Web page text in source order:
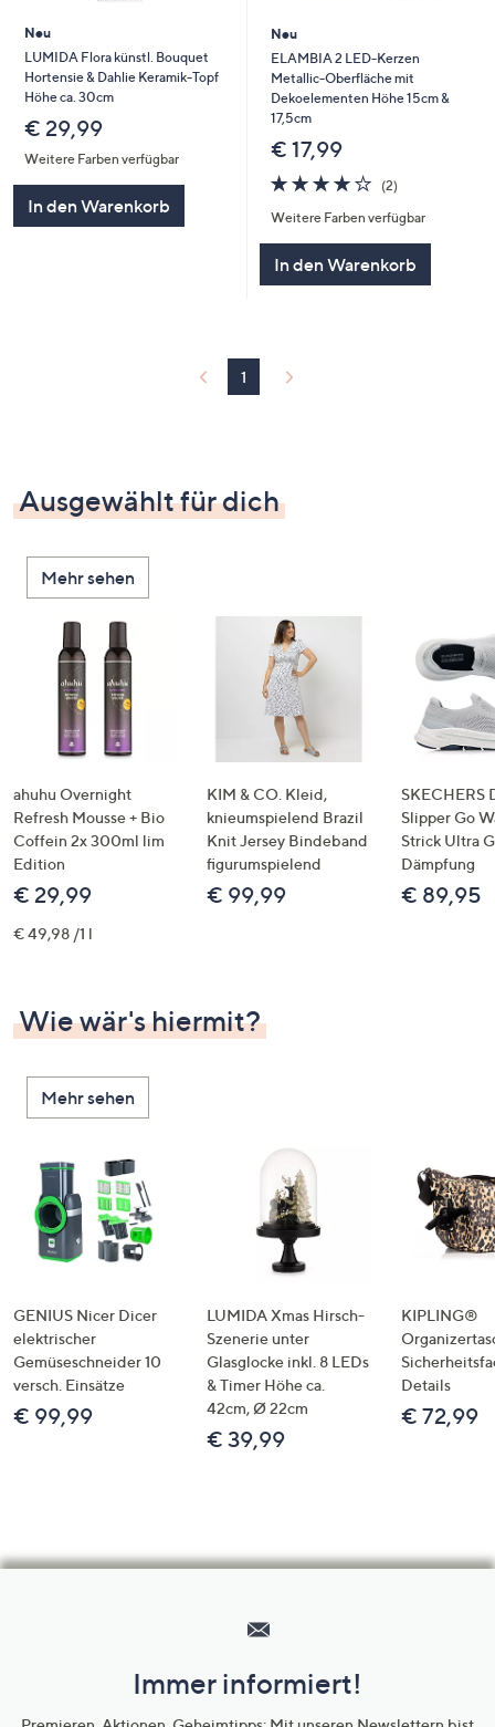
um
diese
anzuzeigen.
Neu
LUMIDA Flora künstl. Bouquet
Hortensie & Dahlie Keramik-Topf
Höhe ca. 30cm
€ 29,99
Weitere Farben verfügbar
In den Warenkorb
Neu
ELAMBIA 2 LED-Kerzen
Metallic-Oberfläche mit
Dekoelementen Höhe 15cm &
17,5cm
€ 17,99
4.0
von
5
(2)2
Weitere Farben verfügbar
In den Warenkorb
1
Ausgewählt für dich
Mehr sehen
ahuhu Overnight
Refresh Mousse + Bio
Coffein 2x 300ml lim
Edition
€ 29,99
€ 49,98 /1 l
KIM & CO. Kleid,
knieumspielend Brazil
Knit Jersey Bindeband
figurumspielend
€ 99,99
SKECHERS
Slipper Go
Strick Ultra
Dämpfung
€ 89,95
Wie wär's hiermit?
Mehr sehen
GENIUS Nicer Dicer
elektrischer
Gemüseschneider 10
versch. Einsätze
€ 99,99
LUMIDA Xmas Hirsch-
Szenerie unter
Glasglocke inkl. 8 LEDs
& Timer Höhe ca.
42cm, Ø 22cm
€ 39,99
KIPLING®
Details
€ 72,99
Unternehmensinformationen
Immer informiert!